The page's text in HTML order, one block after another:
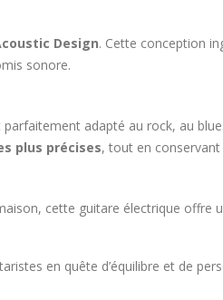
Design. Cette conception
sonore.
parfaitement adapté au rock, au
plus précises, tout en conservant
cette guitare électrique offre
en quête d’équilibre et de